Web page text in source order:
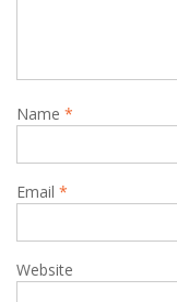
Name *
Email *
Website